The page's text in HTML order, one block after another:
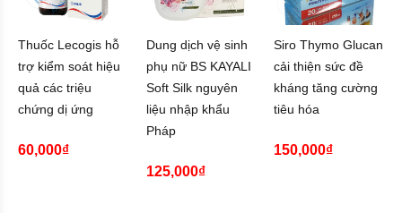
Thuốc Lecogis hỗ
trợ kiểm soát hiệu
quả các triệu
chứng dị ứng
60,000₫
Dung dịch vệ sinh
phụ nữ BS KAYALI
Soft Silk nguyên
liệu nhập khẩu
Pháp
125,000₫
Siro Thymo Glucan
cải thiện sức đề
kháng tăng cường
tiêu hóa
150,000₫